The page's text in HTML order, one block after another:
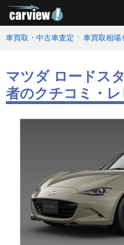
車買取・中古車査定 車買取相場
マツダ ロードス
者のクチコミ・